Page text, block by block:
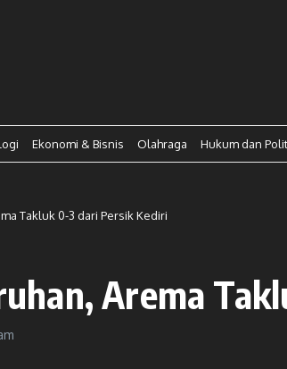
Ekonomi & Bisnis Olahraga Hukum dan
Takluk 0-3 dari Persik Kediri
Arema